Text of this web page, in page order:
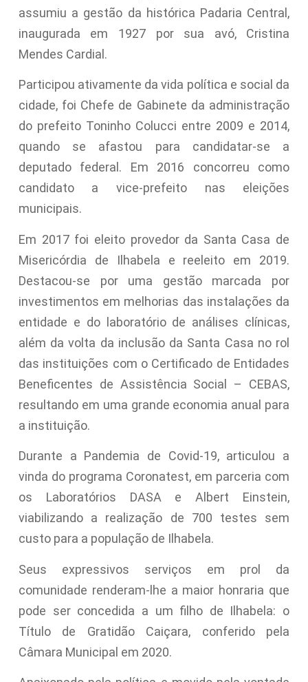
assumiu a gestão da histórica Padaria Central,
inaugurada em 1927 por sua avó, Cristina
Mendes Cardial.
Participou ativamente da vida política e social da
cidade, foi Chefe de Gabinete da administração
do prefeito Toninho Colucci entre 2009 e 2014,
quando se afastou para candidatar-se a
deputado federal. Em 2016 concorreu como
candidato a vice-prefeito nas eleições
municipais.
Em 2017 foi eleito provedor da Santa Casa de
Misericórdia de Ilhabela e reeleito em 2019.
Destacou-se por uma gestão marcada por
investimentos em melhorias das instalações da
entidade e do laboratório de análises clínicas,
além da volta da inclusão da Santa Casa no rol
das instituições com o Certificado de Entidades
Beneficentes de Assistência Social – CEBAS,
resultando em uma grande economia anual para
a instituição.
Durante a Pandemia de Covid-19, articulou a
vinda do programa Coronatest, em parceria com
os Laboratórios DASA e Albert Einstein,
viabilizando a realização de 700 testes sem
custo para a população de Ilhabela.
Seus expressivos serviços em prol da
comunidade renderam-lhe a maior honraria que
pode ser concedida a um filho de Ilhabela: o
Título de Gratidão Caiçara, conferido pela
Câmara Municipal em 2020.